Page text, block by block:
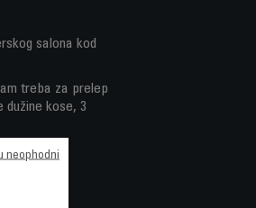
salona kod
treba za prelep
dužine kose, 3
neophodni